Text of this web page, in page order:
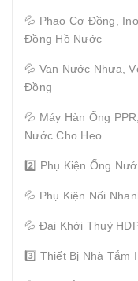
💦 Phao Cơ Đồng,
Đồng Hồ Nước
💦 Van Nước Nhựa,
Đồng
💦 Máy Hàn Ống
Nước Cho Heo.
2️⃣ Phụ Kiện Ống
💦 Phụ Kiện Nối
💦 Đai Khởi Thuỷ
3️⃣ Thiết Bị Nhà Tắm